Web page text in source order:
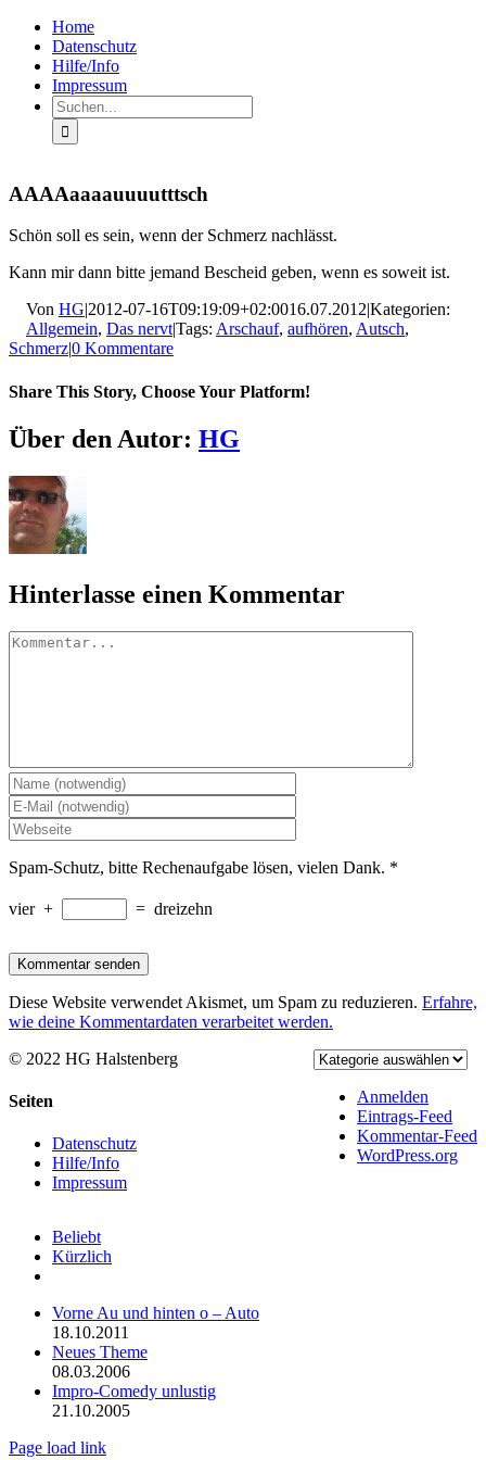
Zum
Inhalt
springen
FacebookHome
Datenschutz
Hilfe/Info
Impressum
Suche
nach:
AAAAaaaauuuutttsch
Schön soll es sein, wenn der Schmerz nachlässt.
Kann mir dann bitte jemand Bescheid geben, wenn es soweit ist.
Von HG|2012-07-16T09:19:09+02:0016.07.2012|Kategorien:
Allgemein, Das nervt|Tags: Arschauf, aufhören, Autsch,
Schmerz|0 Kommentare
Share This Story, Choose Your Platform!
Facebook
X
LinkedIn
Pinterest
E-
Mail
Über den Autor: HG
Hinterlasse einen Kommentar
Kommentar
Spam-Schutz, bitte Rechenaufgabe lösen, vielen Dank. *
vier + = dreizehn
Diese Website verwendet Akismet, um Spam zu reduzieren. Erfahre,
wie deine Kommentardaten verarbeitet werden.
Anmelden
Eintrags-Feed
Kommentar-Feed
WordPress.org
© 2022 HG Halstenberg
Toggle
Area
Seiten
Datenschutz
Hilfe/Info
Impressum
Beliebt
Kürzlich
Vorne Au und hinten o – Auto
18.10.2011
Neues Theme
08.03.2006
Impro-Comedy unlustig
21.10.2005
Page load link